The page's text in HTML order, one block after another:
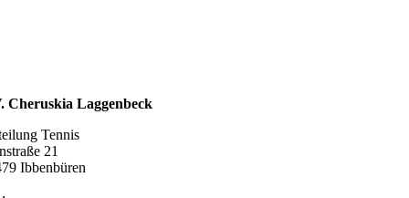
Cheruskia Laggenbeck
Tennis
21
Ibbenbüren